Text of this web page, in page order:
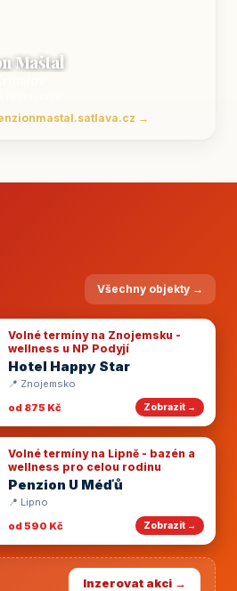
Maštal
→
Všechny objekty →
Volné termíny na Znojemsku -
wellness u NP Podyjí
Hotel Happy Star
📍 Znojemsko
od 875 Kč
Zobrazit →
Volné termíny na Lipně - bazén a
wellness pro celou rodinu
Penzion U Méďů
📍 Lipno
od 590 Kč
Zobrazit →
Inzerovat akci →